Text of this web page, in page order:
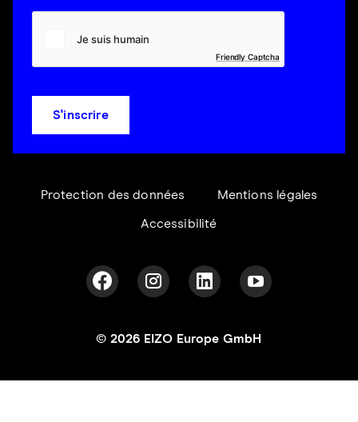
Friendly Captcha
S'inscrire
Protection des données Mentions légales
Accessibilité
© 2026 EIZO Europe GmbH